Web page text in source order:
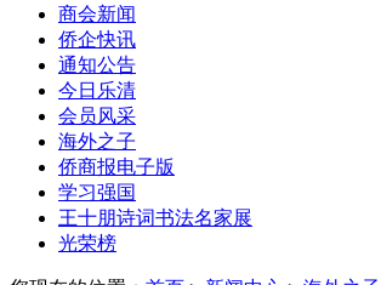
商会新闻
侨企快讯
通知公告
今日乐清
会员风采
海外之子
侨商报电子版
学习强国
王十朋诗词书法名家展
光荣榜